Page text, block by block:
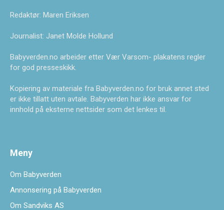
Redaktør: Maren Eriksen
Journalist: Janet Molde Hollund
Babyverden.no arbeider etter Vær Varsom- plakatens regler
for god presseskikk.
Kopiering av materiale fra Babyverden.no for bruk annet sted
er ikke tillatt uten avtale. Babyverden har ikke ansvar for
innhold på eksterne nettsider som det lenkes til.
Meny
Om Babyverden
Annonsering på Babyverden
Om Sandviks AS